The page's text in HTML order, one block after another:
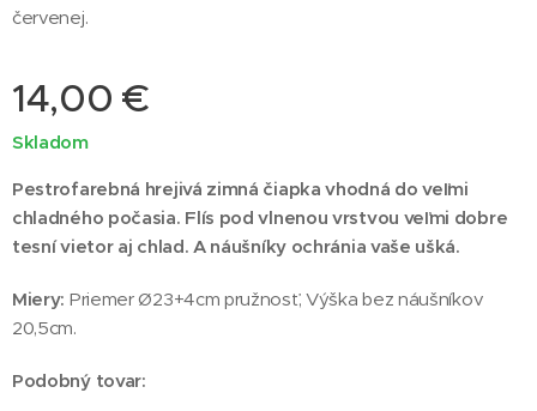
červenej.
14,00 €
Skladom
Pestrofarebná hrejivá zimná čiapka vhodná do veľmi
chladného počasia. Flís pod vlnenou vrstvou veľmi dobre
tesní vietor aj chlad. A náušníky ochránia vaše ušká.
Miery: Priemer Ø23+4cm pružnosť, Výška bez náušníkov
20,5cm.
Podobný tovar: